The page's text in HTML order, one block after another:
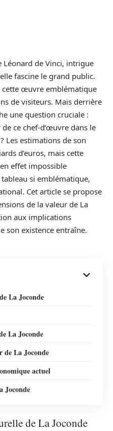
Léonard de Vinci, intrigue
fascine le grand public.
cette œuvre emblématique
de visiteurs. Mais derrière
une question cruciale :
ce chef-d’œuvre dans le
Les estimations de son
d’euros, mais cette
effet impossible
si emblématique,
Cet article se propose
de la valeur de La
aux implications
son existence entraîne.
La Joconde
La Joconde
de La Joconde
actuel
Joconde
de La Joconde